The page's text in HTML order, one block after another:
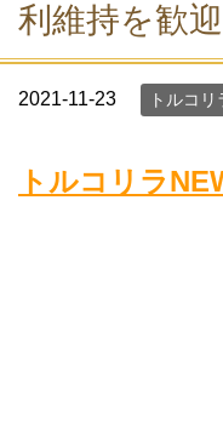
利維持を歓迎
2021-11-23 トルコリ
トルコリラ